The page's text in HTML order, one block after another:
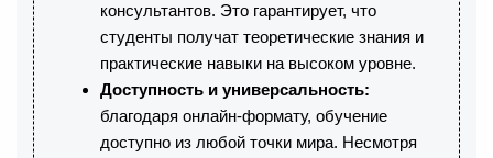
консультантов. Это гарантирует, что
студенты получат теоретические знания и
практические навыки на высоком уровне.
Доступность и универсальность:
благодаря онлайн-формату, обучение
доступно из любой точки мира. Несмотря